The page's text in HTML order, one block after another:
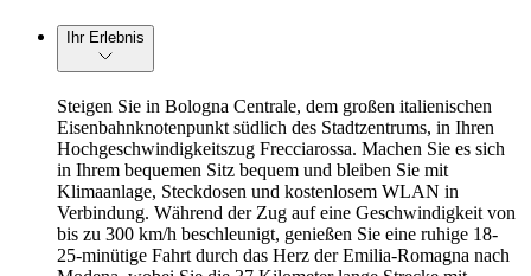
Ihr Erlebnis
Steigen Sie in Bologna Centrale, dem großen italienischen
Eisenbahnknotenpunkt südlich des Stadtzentrums, in Ihren
Hochgeschwindigkeitszug Frecciarossa. Machen Sie es sich
in Ihrem bequemen Sitz bequem und bleiben Sie mit
Klimaanlage, Steckdosen und kostenlosem WLAN in
Verbindung. Während der Zug auf eine Geschwindigkeit von
bis zu 300 km/h beschleunigt, genießen Sie eine ruhige 18-
25-minütige Fahrt durch das Herz der Emilia-Romagna nach